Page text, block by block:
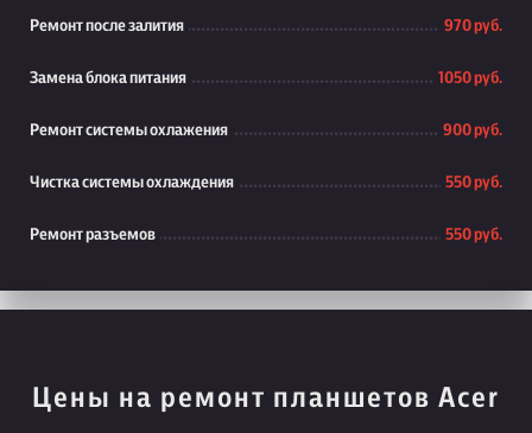
Ремонт после залития 970 руб.
Замена блока питания 1050 руб.
Ремонт системы охлажения 900 руб.
Чистка системы охлаждения 550 руб.
Ремонт разъемов 550 руб.
Цены на ремонт планшетов Acer